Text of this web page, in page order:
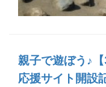
親子で遊ぼう♪
応援サイト開設